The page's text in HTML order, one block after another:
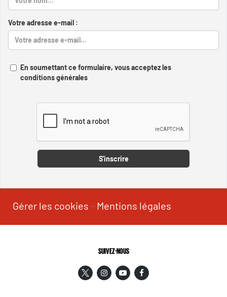
Votre adresse e-mail :
En soumettant ce formulaire, vous acceptez les
conditions générales
S'inscrire
Gérer les cookies - Mentions légales
SUIVEZ-NOUS